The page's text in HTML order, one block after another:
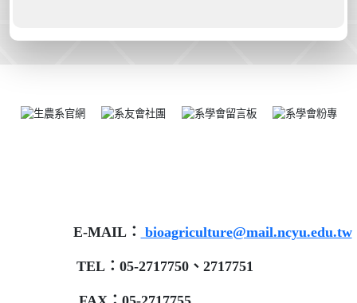
E-MAIL： bioagriculture@mail.ncyu.edu.tw
TEL：05-2717750、2717751